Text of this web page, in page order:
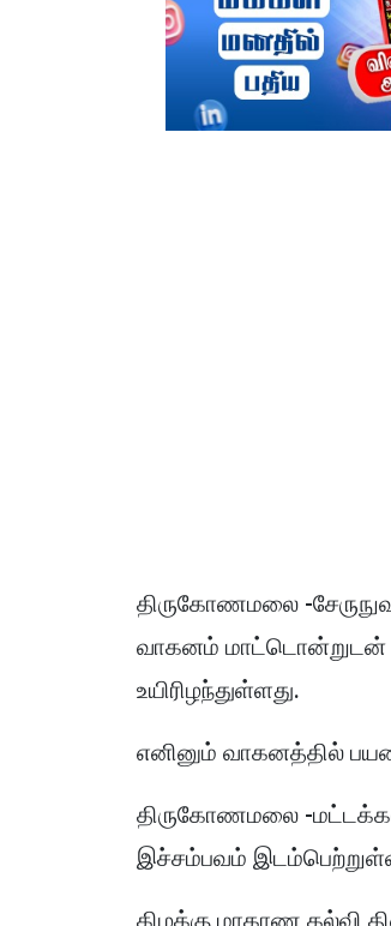
திருகோணமலை -
வாகனம் மாட்டொன்றுடன்
உயிரிழந்துள்ளது.
எனினும் வாகனத்தில்
திருகோணமலை -
இச்சம்பவம்
கிழக்கு மாகாண கல்வி